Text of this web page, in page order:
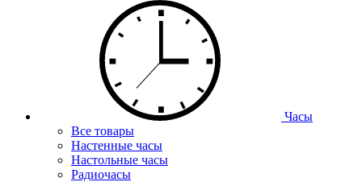
Часы
Все товары
Настенные часы
Настольные часы
Радиочасы